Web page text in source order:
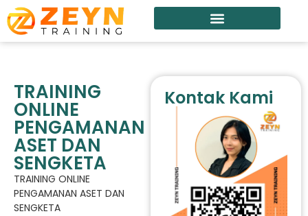
TRAINING
ONLINE
PENGAMANAN
ASET DAN
SENGKETA
TRAINING ONLINE
PENGAMANAN ASET DAN
SENGKETA
Kontak Kami